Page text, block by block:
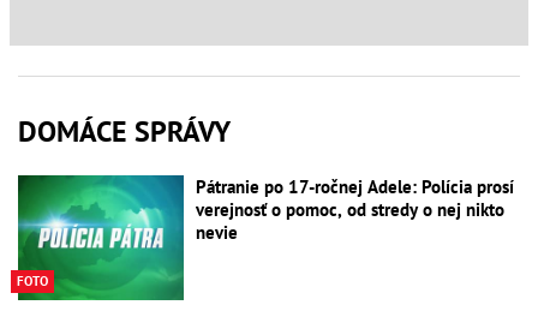
DOMÁCE SPRÁVY
FOTO
Pátranie po 17-ročnej Adele: Polícia prosí
verejnosť o pomoc, od stredy o nej nikto
nevie